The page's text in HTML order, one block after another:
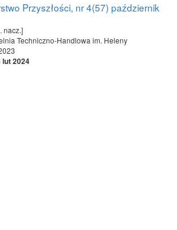
Przyszłości, nr 4(57) październik
nacz.]
Techniczno-Handlowa im. Heleny
lut 2024